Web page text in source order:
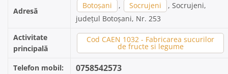
Adresă
Botoșani , Socrujeni
, Socrujeni,
județul Botoșani, Nr. 253
Activitate
principală
Cod CAEN 1032 - Fabricarea sucurilor
de fructe si legume
Telefon mobil: 0758542573